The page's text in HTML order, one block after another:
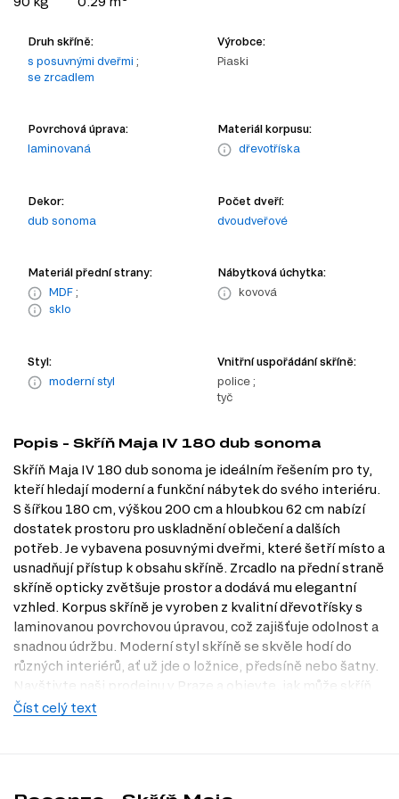
Druh skříně:
s posuvnými dveřmi ;
se zrcadlem
Výrobce:
Piaski
Povrchová úprava:
laminovaná
Materiál korpusu:
dřevotříska
Dekor:
dub sonoma
Počet dveří:
dvoudveřové
Materiál přední strany:
MDF ;
sklo
Nábytková úchytka:
kovová
Styl:
moderní styl
Vnitřní uspořádání skříně:
police ;
tyč
Popis - Skříň Maja IV 180 dub sonoma
Skříň Maja IV 180 dub sonoma je ideálním řešením pro ty,
kteří hledají moderní a funkční nábytek do svého interiéru.
S šířkou 180 cm, výškou 200 cm a hloubkou 62 cm nabízí
dostatek prostoru pro uskladnění oblečení a dalších
potřeb. Je vybavena posuvnými dveřmi, které šetří místo a
usnadňují přístup k obsahu skříně. Zrcadlo na přední straně
skříně opticky zvětšuje prostor a dodává mu elegantní
vzhled. Korpus skříně je vyroben z kvalitní dřevotřísky s
laminovanou povrchovou úpravou, což zajišťuje odolnost a
snadnou údržbu. Moderní styl skříně se skvěle hodí do
různých interiérů, ať už jde o ložnice, předsíně nebo šatny.
Navštivte naši prodejnu v Praze a objevte, jak může skříň
Maja IV obohatit váš domov.
Dub sonoma
Číst celý text